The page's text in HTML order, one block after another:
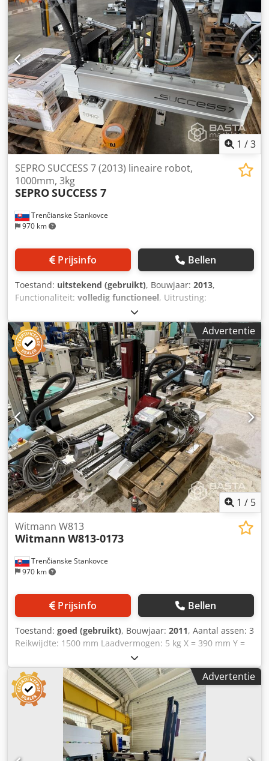
1 /3
Trenčianske Stankovce
970 km
SEPRO SUCCESS 7 (2013) lineaire robot,
1000mm, 3kg
SEPROSUCCESS 7
Prijsinfo Bellen
Toestand: uitstekend (gebruikt), Bouwjaar: 2013,
Functionaliteit: volledig functioneel, Uitrusting:
, Aantal assen: 3 Dedpsx Edm
Njfx Ac Ujkr Reikwijdte: 1000 mm Draagvermogen: 3 kg
Advertentie
1 / 5
Trenčianske Stankovce
970 km
Witmann W813
Witmann W813-0173
Prijsinfo Bellen
Toestand: goed (gebruikt), Bouwjaar: 2011, Aantal assen: 3
Reikwijdte: 1500 mm Laadvermogen: 5 kg X = 390 mm Y =
1000 mm Dkedpfx Aeyfhxkoc Uer Z = 1500 mm
Advertentie